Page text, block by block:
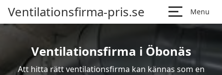
Ventilationsfirma-pris.se Menu
Ventilationsfirma i Öbonäs
Att hitta rätt ventilationsfirma kan kännas som en